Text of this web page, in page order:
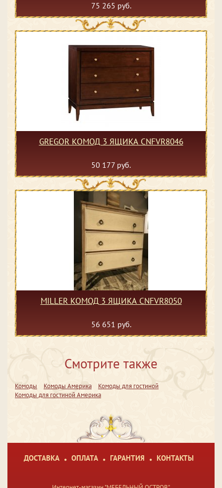
75 265 руб.
GREGOR КОМОД 3 ЯЩИКА CNFVR8046
50 177 руб.
MILLER КОМОД 3 ЯЩИКА CNFVR8050
56 651 руб.
Смотрите также
Комоды Комоды Америка
Комоды для гостиной
Комоды для гостиной Америка
ДОСТАВКА ОПЛАТА ГАРАНТИЯ КОНТАКТЫ